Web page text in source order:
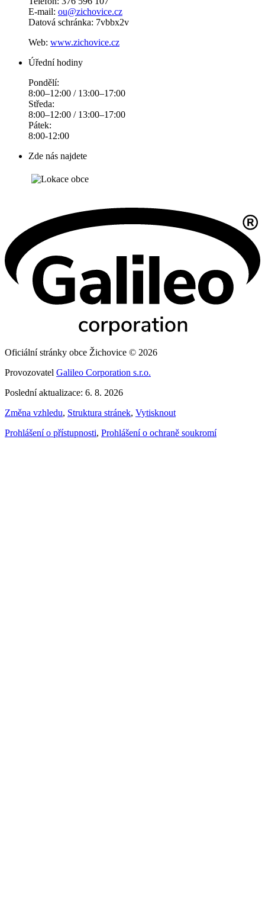
E-mail: ou@zichovice.cz
Datová schránka: 7vbbx2v
Web: www.zichovice.cz
Úřední hodiny
Pondělí:
8:00–12:00 / 13:00–17:00
Středa:
8:00–12:00 / 13:00–17:00
Pátek:
8:00-12:00
Zde nás najdete
Oficiální stránky obce Žichovice © 2026
Provozovatel Galileo Corporation s.r.o.
Poslední aktualizace: 6. 8. 2026
Změna vzhledu, Struktura stránek, Vytisknout
Prohlášení o přístupnosti, Prohlášení o ochraně soukromí